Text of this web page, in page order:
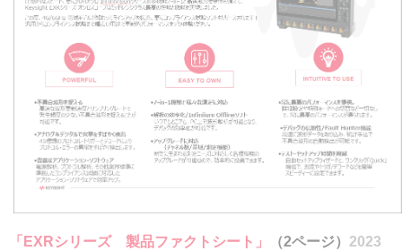
「EXRシリーズ 製品ファクトシート」 （2ページ） 2023